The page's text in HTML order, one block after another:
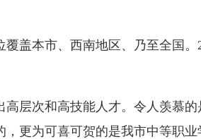
本市、西南地区、乃至全国。
次和高技能人才。令人羡慕的
更为可喜可贺的是我市中等职